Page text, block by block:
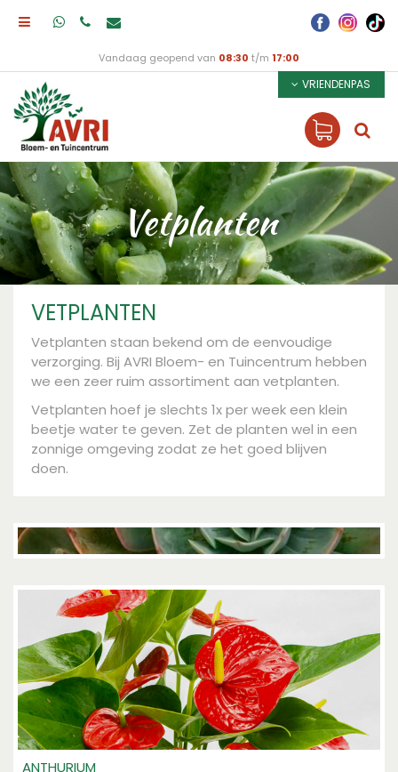
Vetplanten
Vandaag geopend van 08:30 t/m 17:00
VRIENDENPAS
VETPLANTEN
Vetplanten staan bekend om de eenvoudige
verzorging. Bij AVRI Bloem- en Tuincentrum hebben
we een zeer ruim assortiment aan vetplanten.
Vetplanten hoef je slechts 1x per week een klein
beetje water te geven. Zet de planten wel in een
zonnige omgeving zodat ze het goed blijven
doen.
ANTHURIUM